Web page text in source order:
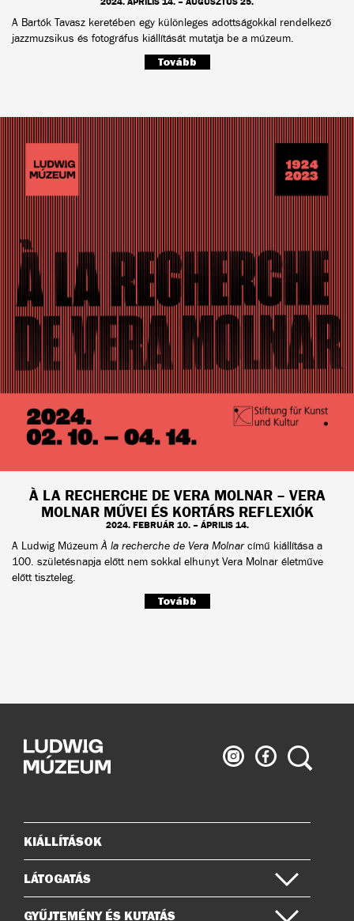
A Bartók Tavasz keretében egy különleges adottságokkal rendelkező
jazzmuzsikus és fotográfus kiállítását mutatja be a múzeum.
Tovább
À LA RECHERCHE DE VERA MOLNAR – VERA
MOLNAR MŰVEI ÉS KORTÁRS REFLEXIÓK
2024. FEBRUÁR 10. – ÁPRILIS 14.
A Ludwig MúzeumÀ la recherche de Vera Molnarcímű kiállítása a
100. születésnapja előtt nem sokkal elhunyt Vera Molnar életműve
előtt tiszteleg.
Tovább
Ludwig
Múzeum
Ludwig
Múzeum
Keresés
Oldaltérkép
KIÁLLÍTÁSOK
LÁTOGATÁS
GYŰJTEMÉNY ÉS KUTATÁS